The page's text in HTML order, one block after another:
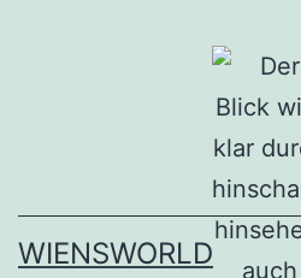
WIENSWORLD